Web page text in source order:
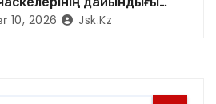
10, 2026 Jsk.kz